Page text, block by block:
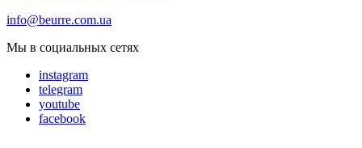
info@beurre.com.ua
Мы в социальных сетях
instagram
telegram
youtube
facebook